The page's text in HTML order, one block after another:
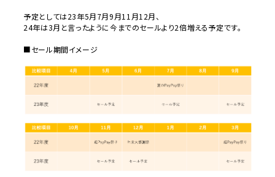
予定としては23年5月7月9月11 月12月、
24年は3月と言ったように今までのセールより2倍増える予定です。
■セール期間イメージ